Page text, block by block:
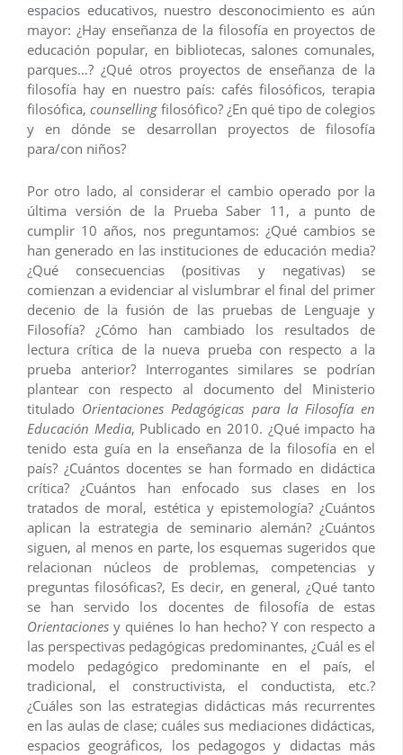
espacios educativos, nuestro desconocimiento es aún
mayor: ¿Hay enseñanza de la filosofía en proyectos de
educación popular, en bibliotecas, salones comunales,
parques…? ¿Qué otros proyectos de enseñanza de la
filosofía hay en nuestro país: cafés filosóficos, terapia
filosófica, counselling filosófico? ¿En qué tipo de colegios
y en dónde se desarrollan proyectos de filosofía
para/con niños?
Por otro lado, al considerar el cambio operado por la
última versión de la Prueba Saber 11, a punto de
cumplir 10 años, nos preguntamos: ¿Qué cambios se
han generado en las instituciones de educación media?
¿Qué consecuencias (positivas y negativas) se
comienzan a evidenciar al vislumbrar el final del primer
decenio de la fusión de las pruebas de Lenguaje y
Filosofía? ¿Cómo han cambiado los resultados de
lectura crítica de la nueva prueba con respecto a la
prueba anterior? Interrogantes similares se podrían
plantear con respecto al documento del Ministerio
titulado Orientaciones Pedagógicas para la Filosofía en
Educación Media, Publicado en 2010. ¿Qué impacto ha
tenido esta guía en la enseñanza de la filosofía en el
país? ¿Cuántos docentes se han formado en didáctica
crítica? ¿Cuántos han enfocado sus clases en los
tratados de moral, estética y epistemología? ¿Cuántos
aplican la estrategia de seminario alemán? ¿Cuántos
siguen, al menos en parte, los esquemas sugeridos que
relacionan núcleos de problemas, competencias y
preguntas filosóficas?, Es decir, en general, ¿Qué tanto
se han servido los docentes de filosofía de estas
Orientaciones y quiénes lo han hecho? Y con respecto a
las perspectivas pedagógicas predominantes, ¿Cuál es el
modelo pedagógico predominante en el país, el
tradicional, el constructivista, el conductista, etc.?
¿Cuáles son las estrategias didácticas más recurrentes
en las aulas de clase; cuáles sus mediaciones didácticas,
espacios geográficos, los pedagogos y didactas más